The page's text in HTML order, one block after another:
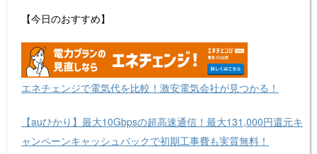
【今日のおすすめ】
エネチェンジで電気代を比較！激安電気会社が見つかる！
【auひかり】最大10Gbpsの超高速通信！最大131,000円還元キ
ャンペーンキャッシュバックで初期工事費も実質無料！